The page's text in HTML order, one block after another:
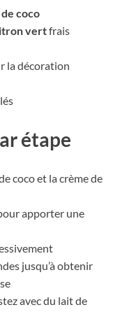
coco
vertfrais
la décoration
étape
coco et la crème de
apporter une
jusqu’à obtenir
avec du lait de